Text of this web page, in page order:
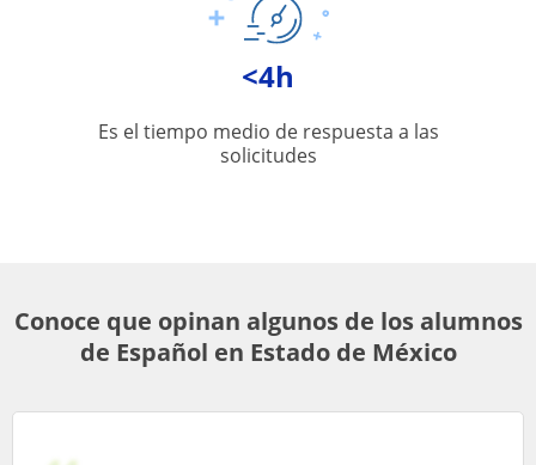
<4h
Es el tiempo medio de respuesta a las
solicitudes
Conoce que opinan algunos de los alumnos
de Español en Estado de México